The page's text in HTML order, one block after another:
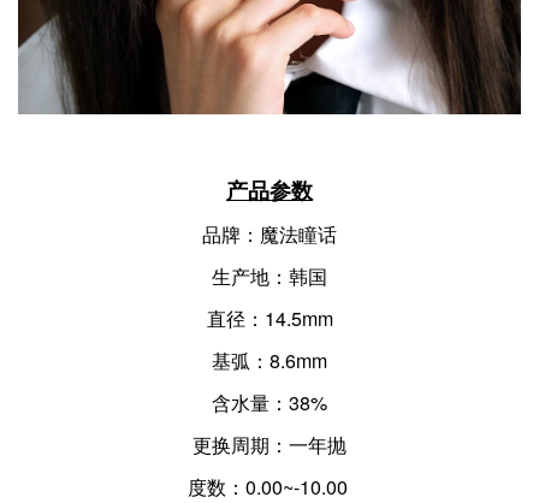
产品参数
品牌：魔法瞳话
生产地：韩国
直径：14.5mm
基弧：8.6mm
含水量：38%
更换周期：一年抛
度数：0.00~-10.00